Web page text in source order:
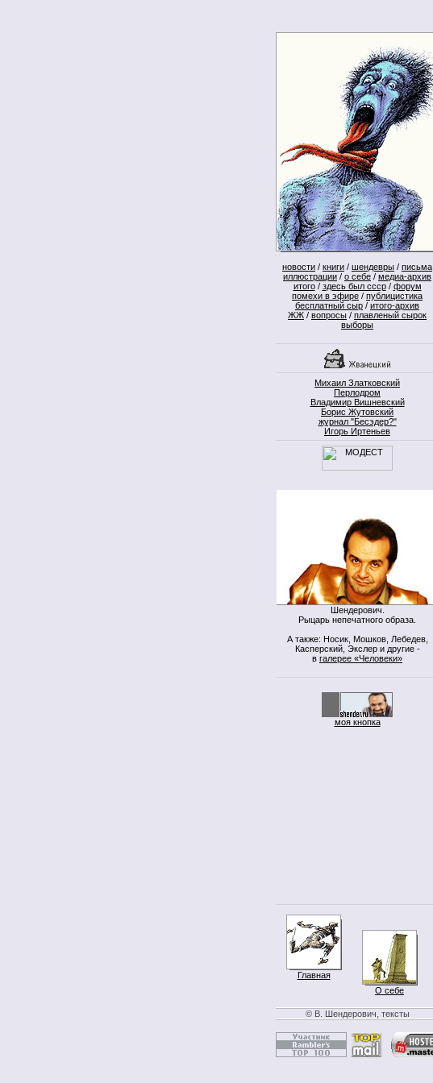
новости / книги / шендевры / письма
иллюстрации / о себе / медиа-архив
итого/ здесь был ссср/ форум
помехи в эфире / публицистика
бесплатный сыр / итого-архив
ЖЖ / вопросы / плавленый сырок
выборы
Михаил Златковский
Перлодром
Владимир Вишневский
Борис Жутовский
журнал "Бесэдер?"
Игорь Иртеньев
Шендерович.
Рыцарь непечатного образа.
А также: Носик, Мошков, Лебедев,
Касперский, Экслер и другие -
в галерее «Человеки»
моя кнопка
Главная
О себе
© В. Шендерович, тексты